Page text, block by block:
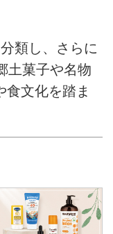
類し、さらに
土菓子や名物
食文化を踏ま